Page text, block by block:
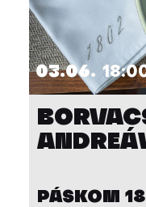
03.06.
PÁSKOM